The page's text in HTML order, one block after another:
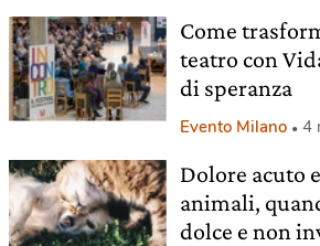
Come
teatro con
di speranza
Evento Milano 4
Dolore acuto
animali,
dolce e non